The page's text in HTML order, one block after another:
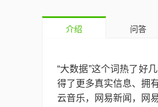
介绍 问答
“大数据”这个词热了好
得了更多真实信息、拥
云音乐，网易新闻，网